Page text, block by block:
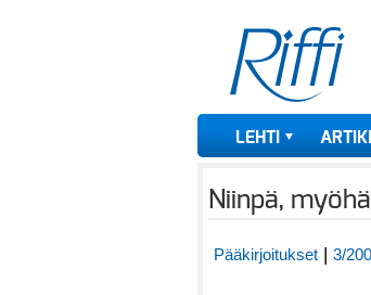
LEHTI
Niinpä,
Pääkirjoitukset | 3/